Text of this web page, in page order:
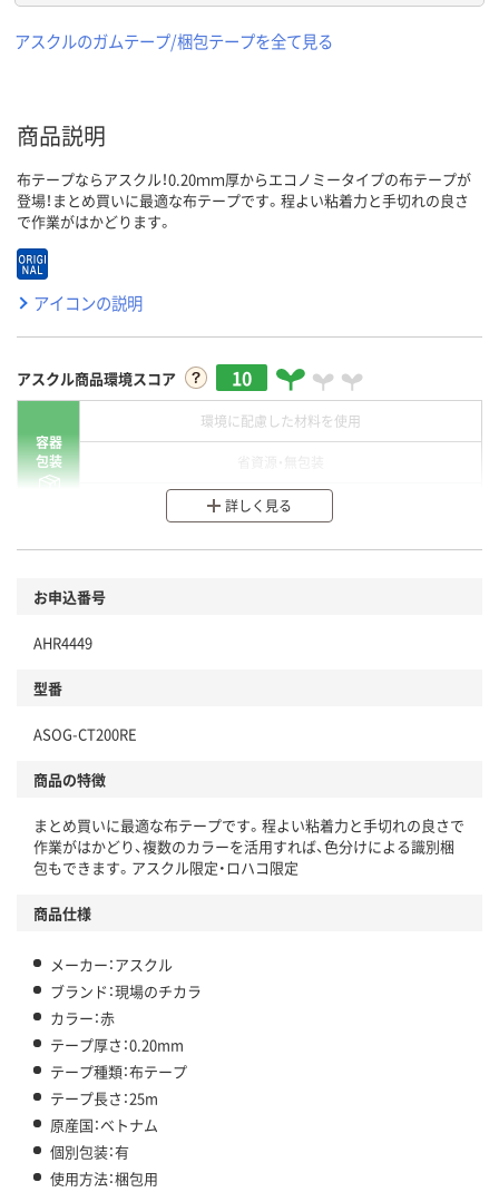
アスクルのガムテープ/梱包テープを全て見る
商品説明
布テープならアスクル！0.20ｍｍ厚からエコノミータイプの布テープが
登場！まとめ買いに最適な布テープです。程よい粘着力と手切れの良さ
で作業がはかどります。
アイコンの説明
アスクル商品環境スコア 10
容器
包装
環境に配慮した材料を使用
分別・リサイクルしやすい設計
本体
仕組
この商品の環境配慮ポイントです。下記商品詳細「
アスクル商品環境スコア詳細／加点項目
」で確認できます。
詳しく見る
お申込番号
AHR4449
型番
ASOG-CT200RE
商品の特徴
まとめ買いに最適な布テープです。程よい粘着力と手切れの良さで
作業がはかどり、複数のカラーを活用すれば、色分けによる識別梱
包もできます。アスクル限定・ロハコ限定
商品仕様
メーカー：アスクル
ブランド：現場のチカラ
カラー：赤
テープ厚さ：0.20mm
テープ種類：布テープ
テープ長さ：25m
原産国：ベトナム
個別包装：有
使用方法：梱包用